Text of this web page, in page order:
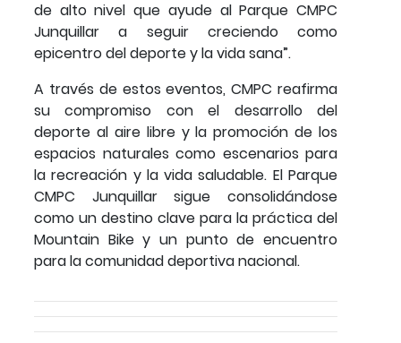
de alto nivel que ayude al Parque CMPC
Junquillar a seguir creciendo como
epicentro del deporte y la vida sana”.
A través de estos eventos, CMPC reafirma
su compromiso con el desarrollo del
deporte al aire libre y la promoción de los
espacios naturales como escenarios para
la recreación y la vida saludable. El Parque
CMPC Junquillar sigue consolidándose
como un destino clave para la práctica del
Mountain Bike y un punto de encuentro
para la comunidad deportiva nacional.